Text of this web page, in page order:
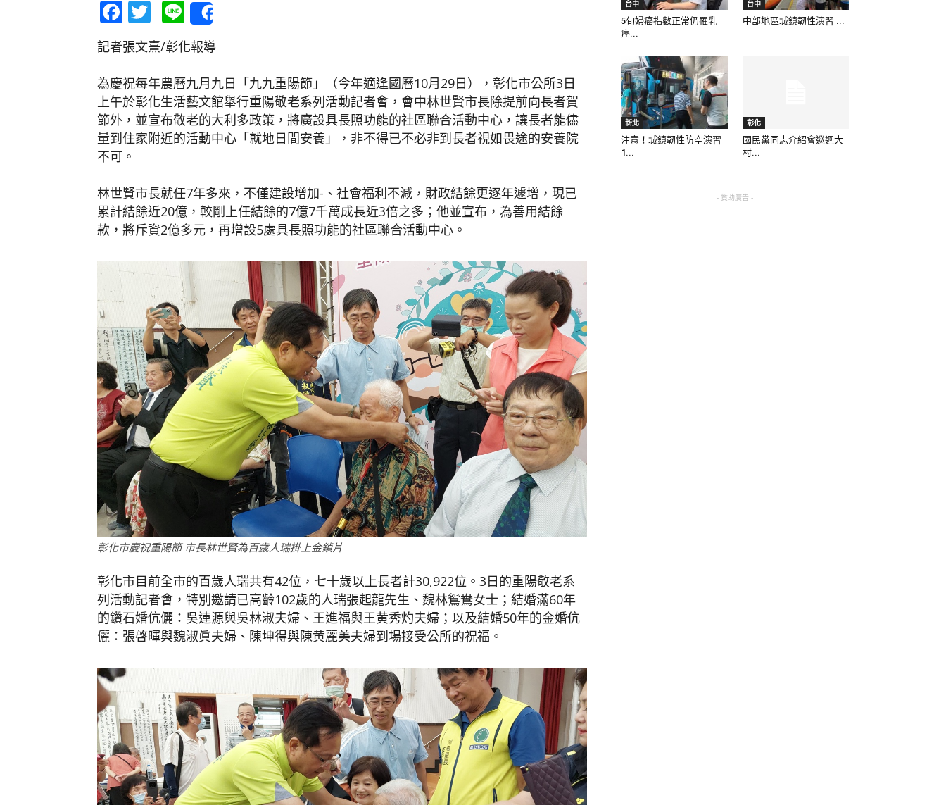
網
Facebook
Twitter
Line
記者張文熹/彰化報導
為慶祝每年農曆九月九日「九九重陽節」（今年適逢國曆10月29日），彰化市公所3日
上午於彰化生活藝文館舉行重陽敬老系列活動記者會，會中林世賢市長除提前向長者賀
節外，並宣布敬老的大利多政策，將廣設具長照功能的社區聯合活動中心，讓長者能儘
量到住家附近的活動中心「就地日間安養」，非不得已不必非到長者視如畏途的安養院
不可。
林世賢市長就任7年多來，不僅建設增加-、社會福利不減，財政結餘更逐年遽增，現已
累計結餘近20億，較剛上任結餘的7億7千萬成長近3倍之多；他並宣布，為善用結餘
款，將斥資2億多元，再增設5處具長照功能的社區聯合活動中心。
彰化市慶祝重陽節 市長林世賢為百歲人瑞掛上金鎖片
彰化市目前全市的百歲人瑞共有42位，七十歲以上長者計30,922位。3日的重陽敬老系
列活動記者會，特別邀請已高齡102歲的人瑞張起龍先生、魏林鴛鴦女士；結婚滿60年
的鑽石婚伉儷：吳連源與吳林淑夫婦、王進福與王黄秀灼夫婦；以及結婚50年的金婚伉
儷：張啓暉與魏淑眞夫婦、陳坤得與陳黄麗美夫婦到場接受公所的祝福。
台中
5旬婦癌指數正常仍罹乳
癌...
台中
中部地區城鎮韌性演習 ...
新北
注意！城鎮韌性防空演習
1...
彰化
國民黨同志介紹會巡迴大
村...
- 贊助廣告 -